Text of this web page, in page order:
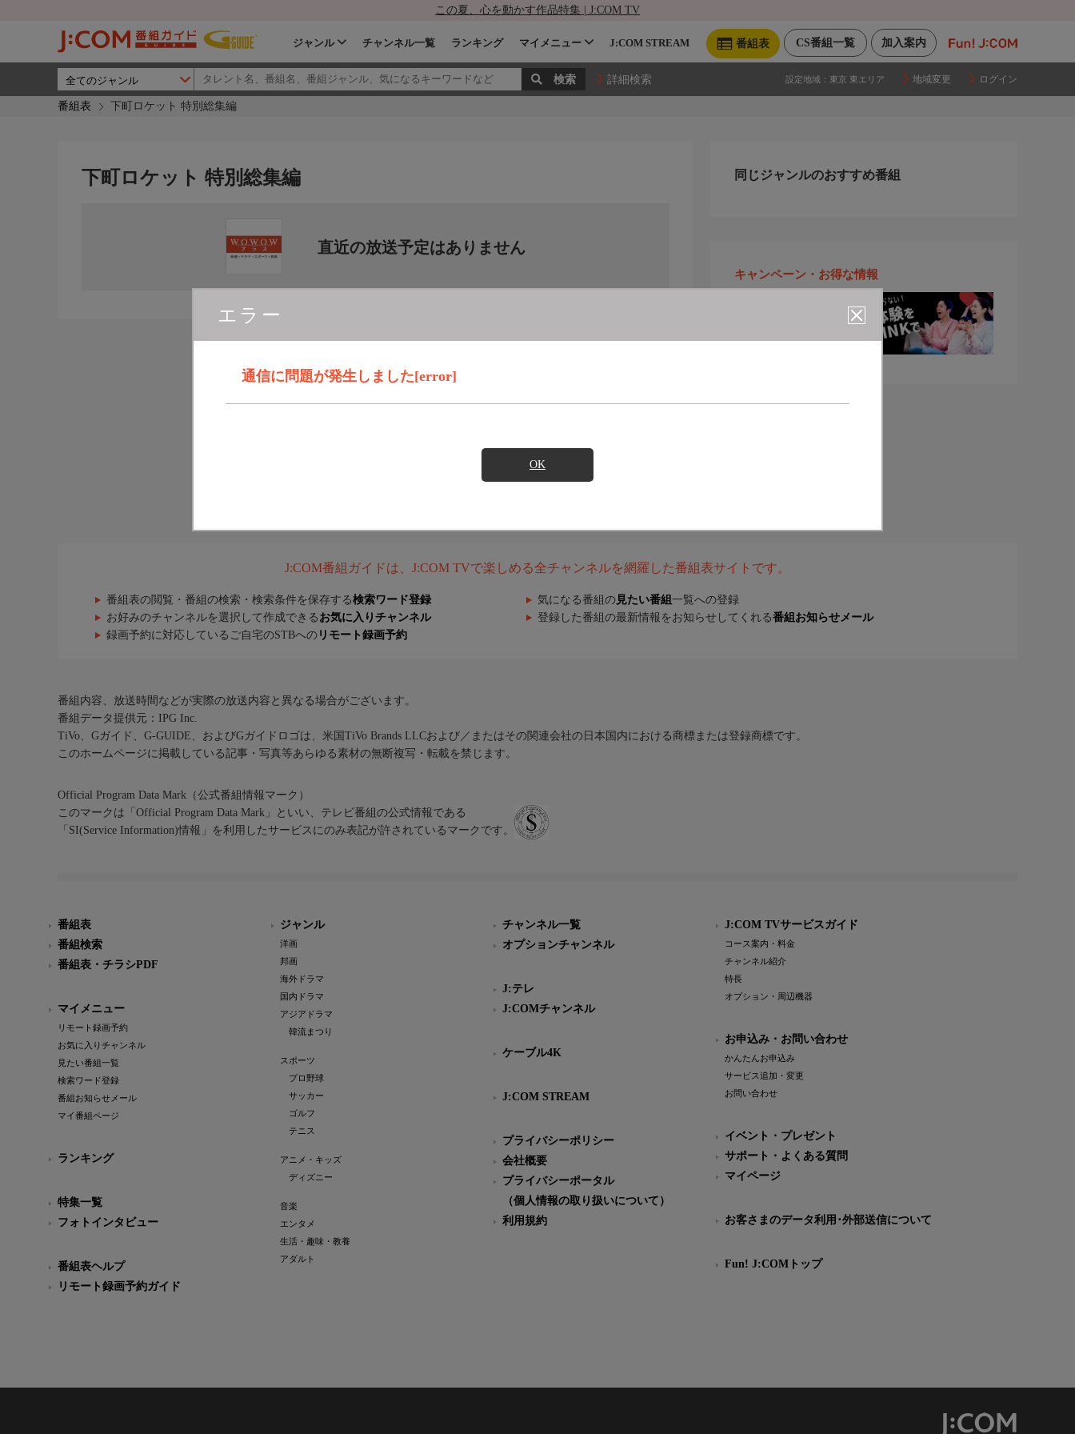
この夏、心を動かす作品特集 | J:COM TV
加入案内
CS番組一覧
番組表
ジャンル チャンネル一覧 ランキング マイメニュー J:COM STREAM
詳細検索 設定地域： 東京 東エリア 地域変更 ログイン
番組表 下町ロケット 特別総集編
エラー
通信に問題が発生しました[error]
OK
下町ロケット 特別総集編
直近の放送予定はありません
同じジャンルのおすすめ番組
キャンペーン・お得な情報
J:COM番組ガイドは、J:COM TVで楽しめる全チャンネルを網羅した番組表サイトです。
番組表の閲覧・番組の検索・検索条件を保存する検索ワード登録 気になる番組の 見たい番組 一覧への登録
お好みのチャンネルを選択して作成できる お気に入りチャンネル 登録した番組の最新情報をお知らせしてくれる番組お知らせメール
録画予約に対応しているご自宅のSTBへの リモート録画予約
番組内容、放送時間などが実際の放送内容と異なる場合がございます。
番組データ提供元：IPG Inc.
TiVo、Gガイド、G-GUIDE、およびGガイドロゴは、米国TiVo Brands LLCおよび／またはその関連会社の日本国内における商標または登録商標です。
このホームページに掲載している記事・写真等あらゆる素材の無断複写・転載を禁じます。
Official Program Data Mark（公式番組情報マーク）
このマークは「Official Program Data Mark」といい、テレビ番組の公式情報である
「SI(Service Information)情報」を利用したサービスにのみ表記が許されているマークです。
番組表
番組検索
番組表・チラシPDF
マイメニュー
リモート録画予約
お気に入りチャンネル
見たい番組一覧
検索ワード登録
番組お知らせメール
マイ番組ページ
ランキング
特集一覧
フォトインタビュー
番組表ヘルプ
リモート録画予約ガイド
ジャンル
洋画
邦画
海外ドラマ
国内ドラマ
アジアドラマ
韓流まつり
スポーツ
プロ野球
サッカー
ゴルフ
テニス
アニメ・キッズ
ディズニー
音楽
エンタメ
生活・趣味・教養
アダルト
チャンネル一覧
オプションチャンネル
J:テレ
J:COMチャンネル
ケーブル4K
J:COM STREAM
プライバシーポリシー
会社概要
プライバシーポータル
（個人情報の取り扱いについて）
利用規約
J:COM TVサービスガイド
コース案内・料金
チャンネル紹介
特長
オプション・周辺機器
お申込み・お問い合わせ
かんたんお申込み
サービス追加・変更
お問い合わせ
イベント・プレゼント
サポート・よくある質問
マイページ
お客さまのデータ利用･外部送信について
Fun! J:COMトップ